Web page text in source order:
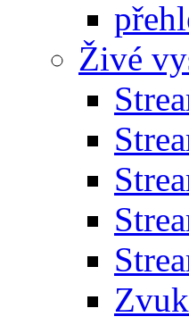
Živé